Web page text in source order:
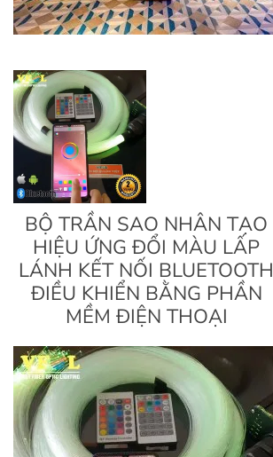
BỘ TRẦN SAO NHÂN TẠO
HIỆU ỨNG ĐỔI MÀU LẤP
LÁNH KẾT NỐI BLUETOOTH
ĐIỀU KHIỂN BẰNG PHẦN
MỀM ĐIỆN THOẠI